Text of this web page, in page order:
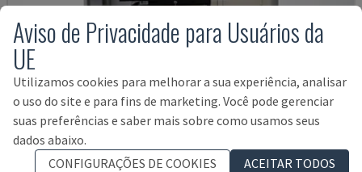
DERBY 454
ETALON - MÁQUINA DE MEDIÇÃO DE COORDENADAS (CMM)
DINAMARCA 2001
7.000 €
Aviso de Privacidade para Usuários da
UE
Utilizamos cookies para melhorar a sua experiência, analisar
o uso do site e para fins de marketing. Você pode gerenciar
suas preferências e saber mais sobre como usamos seus
dados abaixo.
CONFIGURAÇÕES DE COOKIES
ACEITAR TODOS